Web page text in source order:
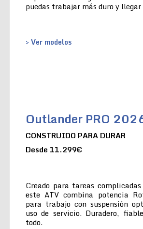
puedas trabajar más duro y llegar
> Ver modelos
Outlander PRO
CONSTRUIDO PARA DURAR
Desde 11.299€
Creado para tareas
este ATV combina potencia
para trabajo con suspensión
uso de servicio. Duradero,
todo.